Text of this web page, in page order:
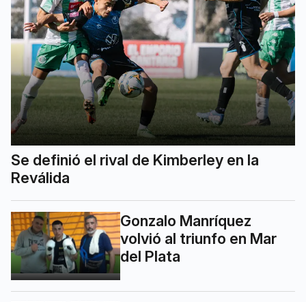
Se definió el rival de Kimberley en la
Reválida
Gonzalo Manríquez
volvió al triunfo en Mar
del Plata